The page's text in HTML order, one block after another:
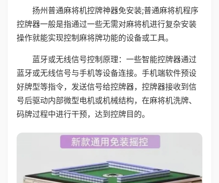
扬州普通麻将机控牌神器免安装;普通麻将机程序
控牌器一般是指通过一些无需对麻将机进行复杂安装
操作就能实现控制麻将牌功能的设备或工具。
蓝牙或无线信号控制原理：一些智能控牌器通过
蓝牙或无线信号与手机等设备连接。手机端软件预设
好牌型等指令，发送信号给控牌器，控牌器接收到信
号后驱动内部微型电机或机械结构，在麻将机洗牌、
码牌过程中进行干预，达到控牌目的。